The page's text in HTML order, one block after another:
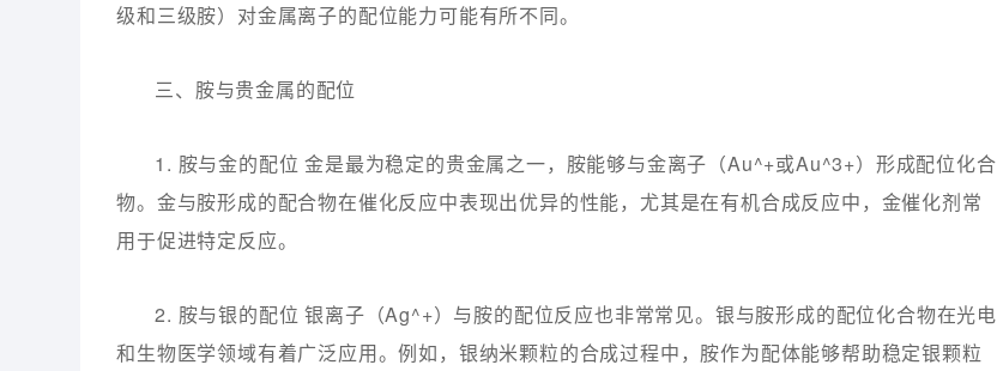
级和三级胺）对金属离子的配位能力可能有所不同。
三、胺与贵金属的配位
1. 胺与金的配位 金是最为稳定的贵金属之一，胺能够与金离子（Au^+或Au^3+）形成配位化合
物。金与胺形成的配合物在催化反应中表现出优异的性能，尤其是在有机合成反应中，金催化剂常
用于促进特定反应。
2. 胺与银的配位 银离子（Ag^+）与胺的配位反应也非常常见。银与胺形成的配位化合物在光电
和生物医学领域有着广泛应用。例如，银纳米颗粒的合成过程中，胺作为配体能够帮助稳定银颗粒